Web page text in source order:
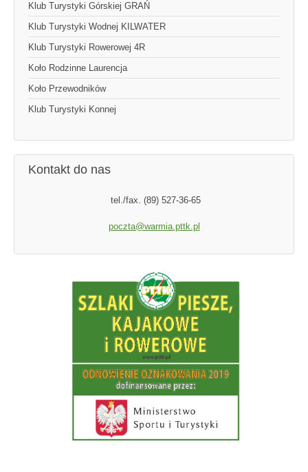
Klub Turystyki Górskiej GRAŃ
Klub Turystyki Wodnej KILWATER
Klub Turystyki Rowerowej 4R
Koło Rodzinne Laurencja
Koło Przewodników
Klub Turystyki Konnej
Kontakt do nas
tel./fax. (89) 527-36-65
poczta@warmia.pttk.pl